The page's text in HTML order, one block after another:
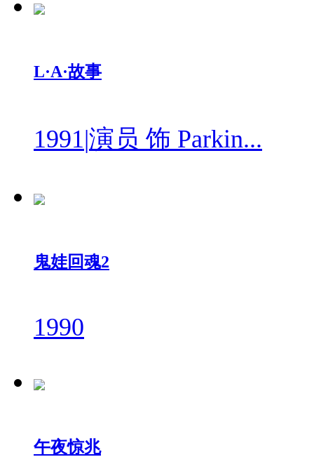
L·A·故事
1991|演员 饰 Parkin...
鬼娃回魂2
1990
午夜惊兆